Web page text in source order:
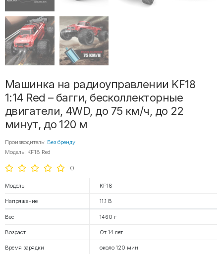
Машинка на радиоуправлении KF18
1:14 Red – багги, бесколлекторные
двигатели, 4WD, до 75 км/ч, до 22
минут, до 120 м
Производитель: Без бренду
Модель: KF18 Red
0
Модель KF18
Напряжение 11.1 В
Вес 1460 г
Возраст От 14 лет
Время зарядки около 120 мин